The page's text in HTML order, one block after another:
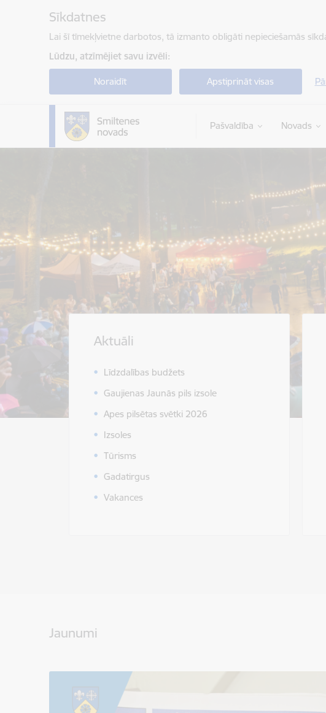
Sīkdatnes
Lai šī tīmekļvietne darbotos, tā izmanto obligāti nepieciešamās
Lūdzu, atzīmējiet savu izvēli:
Noraidīt Apstiprināt visas
Pašvaldība Novads
Aktuāli
Līdzdalības budžets
Gaujienas Jaunās pils izsole
Apes pilsētas svētki 2026
Izsoles
Tūrisms
Gadatirgus
Vakances
Jaunumi